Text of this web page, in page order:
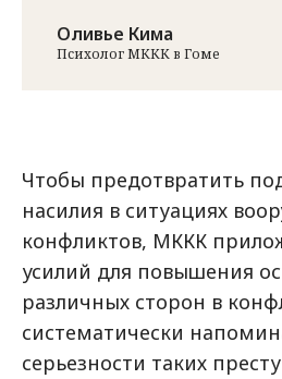
Оливье Кима
Психолог МККК в Гоме
Чтобы предотвратить
насилия в ситуациях
конфликтов, МККК
усилий для повышения
различных сторон в
систематически
серьезности таких